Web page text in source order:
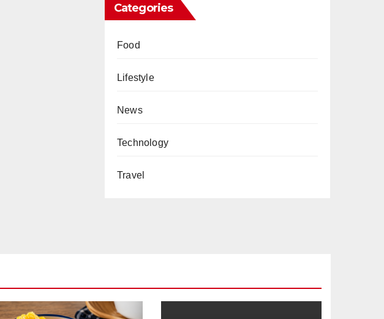
Categories
Food
Lifestyle
News
Technology
Travel